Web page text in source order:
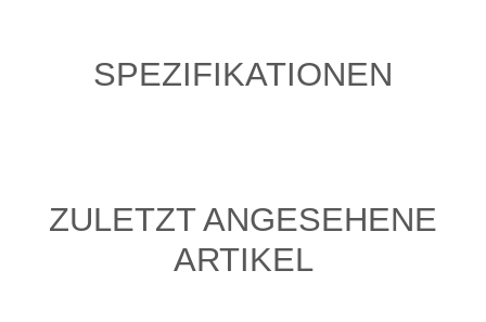
SPEZIFIKATIONEN
ZULETZT ANGESEHENE
ARTIKEL